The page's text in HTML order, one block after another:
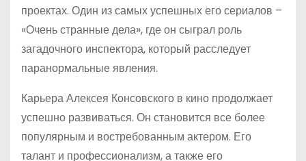
проектах. Один из самых успешных его сериалов –
«Очень странные дела», где он сыграл роль
загадочного инспектора, который расследует
паранормальные явления.
Карьера Алексея Консовского в кино продолжает
успешно развиваться. Он становится все более
популярным и востребованным актером. Его
талант и профессионализм, а также его